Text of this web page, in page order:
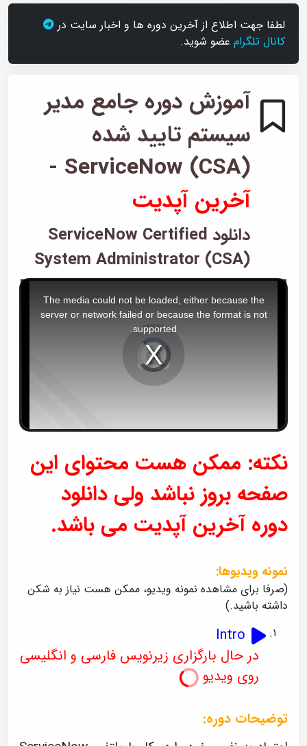
لطفا جهت اطلاع از آخرین دوره ها و اخبار سایت در
کانال تلگرامعضو شوید.
آموزش دوره جامع مدیر
سیستم تایید شده
ServiceNow (CSA) -
آخرین آپدیت
دانلود ServiceNow Certified
System Administrator (CSA)
V
i
d
e
o
l
l
n
The media could not be loaded, either because the
server or network failed or because the format is not
supported.
نکته: ممکن هست محتوای این
صفحه بروز نباشد ولی دانلود
دوره آخرین آپدیت می باشد.
نمونه ویدیوها:
(صرفا برای مشاهده نمونه ویدیو، ممکن هست نیاز به شکن
داشته باشید.)
Intro
در حال بارگزاری زیرنویس فارسی و انگلیسی
روی ویدیو
توضیحات دوره: